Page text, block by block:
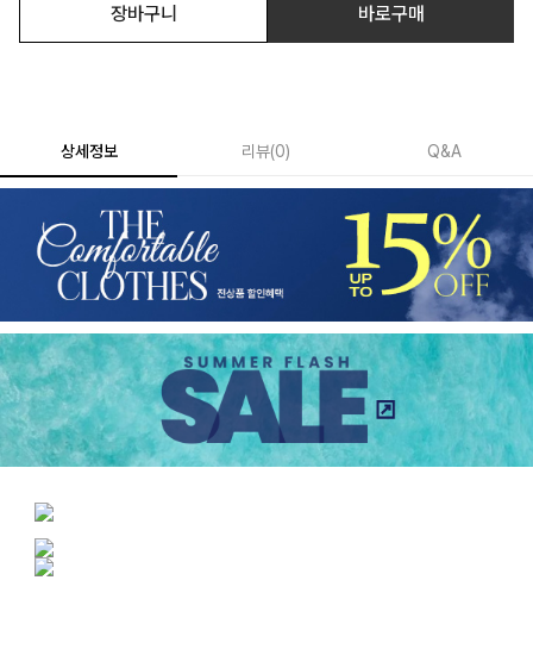
장바구니 바로구매
상세정보 리뷰(0) Q&A